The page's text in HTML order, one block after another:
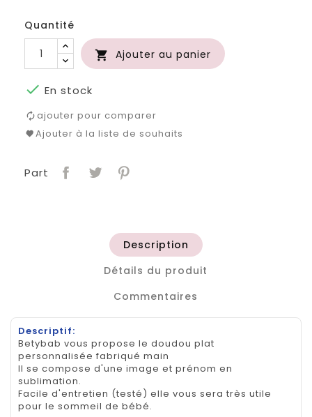
Quantité
 Ajouter au panier
 En stock
ajouter pour comparer
Ajouter à la liste de souhaits
Part
Description
Détails du produit
Commentaires
Descriptif:
Betybab vous propose le doudou plat
personnalisée fabriqué main
Il se compose d'une image et prénom en
sublimation.
Facile d'entretien (testé) elle vous sera très utile
pour le sommeil de bébé.